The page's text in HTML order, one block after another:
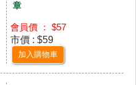
章
會員價 ： $57
市價 : $59
加入購物車